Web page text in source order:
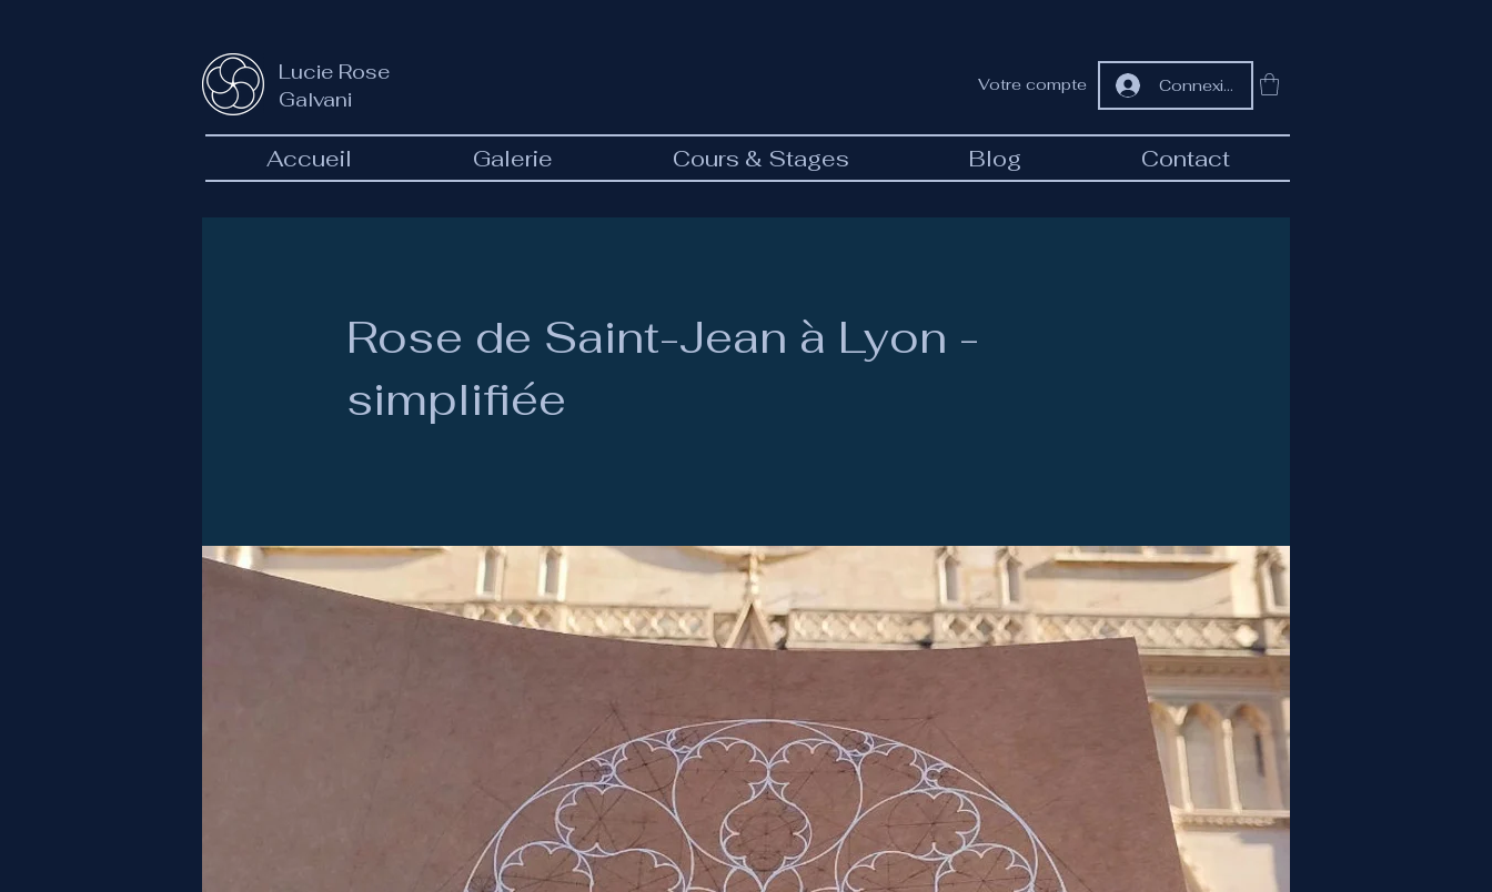
Votre compte
Lucie Rose
Galvani
Connexion
Accueil Galerie Cours & Stages Blog Contact
Rose de Saint-Jean à Lyon -
simplifiée